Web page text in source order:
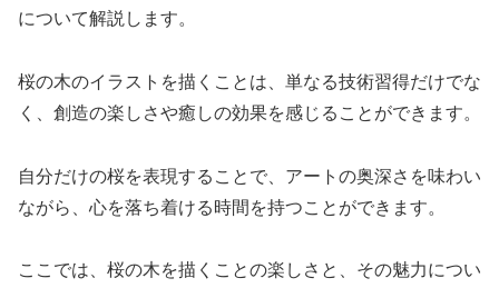
について解説します。
桜の木のイラストを描くことは、単なる技術習得だけでな
く、創造の楽しさや癒しの効果を感じることができます。
自分だけの桜を表現することで、アートの奥深さを味わい
ながら、心を落ち着ける時間を持つことができます。
ここでは、桜の木を描くことの楽しさと、その魅力につい